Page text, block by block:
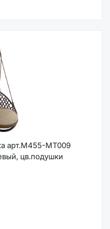
арт.М455-МТ009
цв.подушки